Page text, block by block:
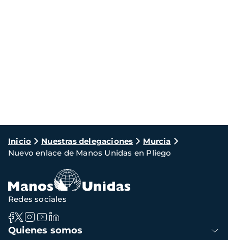
Ruta
de
navegación
Inicio Nuestras delegaciones
Murcia
Nuevo enlace de Manos Unidas en Pliego
Navegación
principal
Quienes somos
Redes sociales